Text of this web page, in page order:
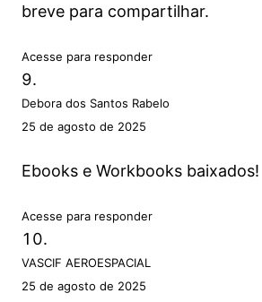
breve para compartilhar.
Acesse para responder
Debora dos Santos Rabelo
25 de agosto de 2025
Ebooks e Workbooks baixados!
Acesse para responder
VASCIF AEROESPACIAL
25 de agosto de 2025